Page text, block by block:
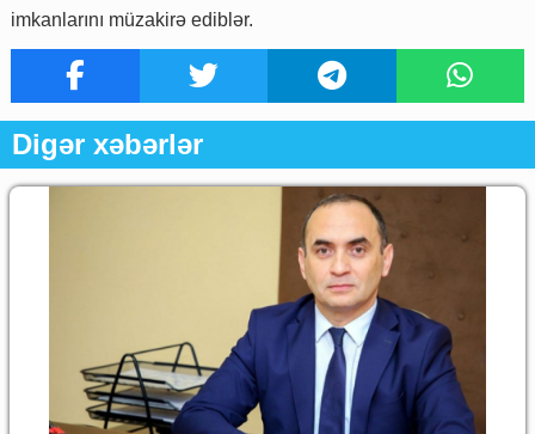
imkanlarını müzakirə ediblər.
Digər xəbərlər